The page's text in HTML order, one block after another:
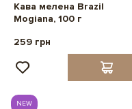
Кава мелена Brazil
Mogiana, 100 г
259 грн
NEW